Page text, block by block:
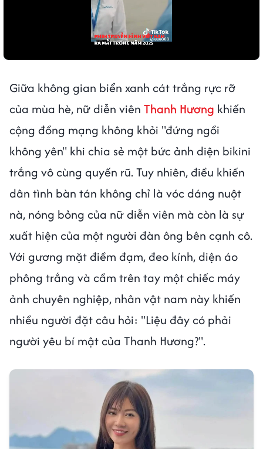
Giữa không gian biển xanh cát trắng rực rỡ
của mùa hè, nữ diễn viên Thanh Hương khiến
cộng đồng mạng không khỏi "đứng ngồi
không yên" khi chia sẻ một bức ảnh diện bikini
trắng vô cùng quyến rũ. Tuy nhiên, điều khiến
dân tình bàn tán không chỉ là vóc dáng nuột
nà, nóng bỏng của nữ diễn viên mà còn là sự
xuất hiện của một người đàn ông bên cạnh cô.
Với gương mặt điềm đạm, đeo kính, diện áo
phông trắng và cầm trên tay một chiếc máy
ảnh chuyên nghiệp, nhân vật nam này khiến
nhiều người đặt câu hỏi: "Liệu đây có phải
người yêu bí mật của Thanh Hương?".